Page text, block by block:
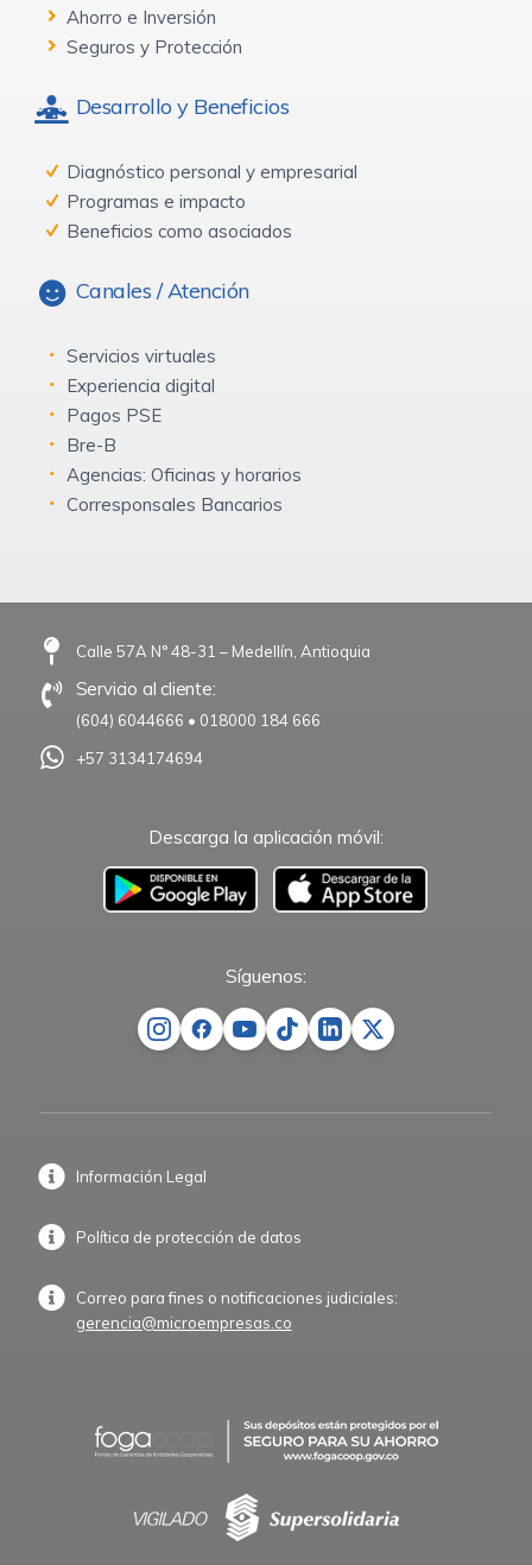
Ahorro e Inversión
Seguros y Protección
Desarrollo y Beneficios
Diagnóstico personal y empresarial
Programas e impacto
Beneficios como asociados
Canales / Atención
Servicios virtuales
Experiencia digital
Pagos PSE
Bre-B
Agencias: Oficinas y horarios
Corresponsales Bancarios
Calle 57A N° 48-31 – Medellín, Antioquia
Servicio al cliente:
(604) 6044666 • 018000 184 666
+57 3134174694
Descarga la aplicación móvil:
–
Síguenos:
Información Legal
Política de protección de datos
Correo para fines o notificaciones judiciales:
gerencia@microempresas.co